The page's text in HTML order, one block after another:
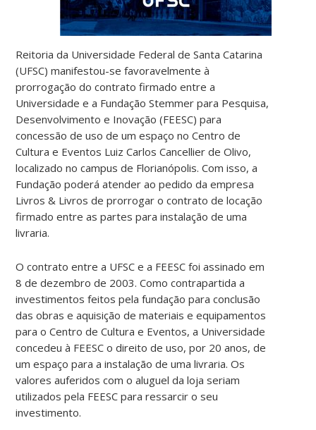
Reitoria da Universidade Federal de Santa Catarina
(UFSC) manifestou-se favoravelmente à
prorrogação do contrato firmado entre a
Universidade e a Fundação Stemmer para Pesquisa,
Desenvolvimento e Inovação (FEESC) para
concessão de uso de um espaço no Centro de
Cultura e Eventos Luiz Carlos Cancellier de Olivo,
localizado no campus de Florianópolis. Com isso, a
Fundação poderá atender ao pedido da empresa
Livros & Livros de prorrogar o contrato de locação
firmado entre as partes para instalação de uma
livraria.
O contrato entre a UFSC e a FEESC foi assinado em
8 de dezembro de 2003. Como contrapartida a
investimentos feitos pela fundação para conclusão
das obras e aquisição de materiais e equipamentos
para o Centro de Cultura e Eventos, a Universidade
concedeu à FEESC o direito de uso, por 20 anos, de
um espaço para a instalação de uma livraria. Os
valores auferidos com o aluguel da loja seriam
utilizados pela FEESC para ressarcir o seu
investimento.